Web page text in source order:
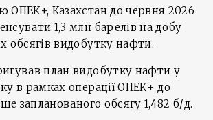
ОПЕК+, Казахстан до червня 2026
1,3 млн барелів на добу
обсягів видобутку нафти.
план видобутку нафти у
в рамках операції ОПЕК+ до
запланованого обсягу 1,482 б/д.